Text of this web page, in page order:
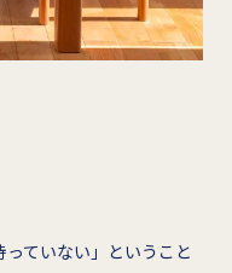
ていない」ということ